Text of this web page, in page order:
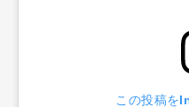
この投稿を